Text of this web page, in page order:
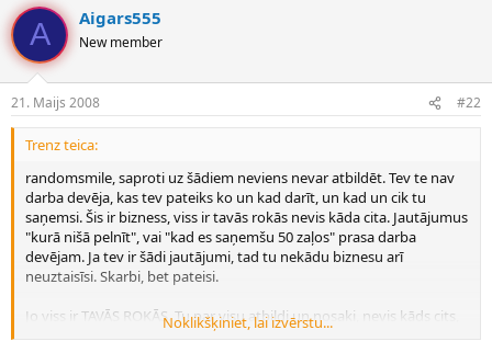
A Aigars555
New member
21. Maijs 2008 #22
Trenz teica:
randomsmile, saproti uz šādiem neviens nevar atbildēt. Tev te nav
darba devēja, kas tev pateiks ko un kad darīt, un kad un cik tu
saņemsi. Šis ir bizness, viss ir tavās rokās nevis kāda cita. Jautājumus
"kurā nišā pelnīt", vai "kad es saņemšu 50 zaļos" prasa darba
devējam. Ja tev ir šādi jautājumi, tad tu nekādu biznesu arī
neuztaisīsi. Skarbi, bet pateisi.
Jo viss ir TAVĀS ROKĀS. Tu par visu atbildi un nosaki, nevis kāds cits,
tāpat kā reālajā biznesā.
Noklikšķiniet, lai izvērstu...